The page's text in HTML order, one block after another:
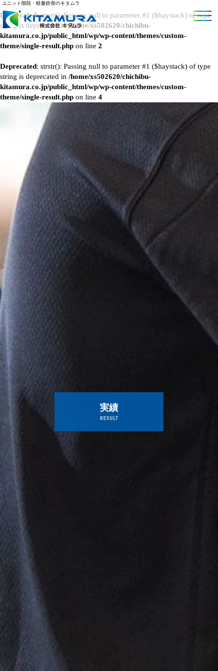
Deprecated: strstr(): Passing null to parameter #1 ($haystack) of type
string is deprecated in/home/xs502620/chichibu-
kitamura.co.jp/public_html/wp/wp-content/themes/custom-
theme/single-result.php on line 2
Deprecated: strstr(): Passing null to parameter #1 ($haystack) of type
string is deprecated in /home/xs502620/chichibu-
kitamura.co.jp/public_html/wp/wp-content/themes/custom-
theme/single-result.php on line 4
ユニット階段・軽量鉄骨のキタムラ
実績
RESULT